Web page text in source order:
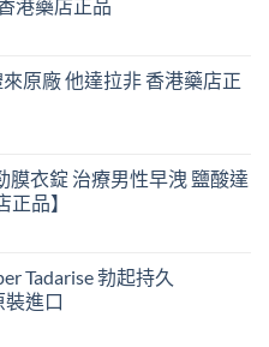
港藥店正品
原廠 他達拉非 香港藥店正
膜衣錠 治療男性早洩 鹽酸達
品】
Tadarise 勃起持久
進口